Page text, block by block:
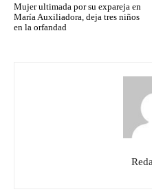
Mujer ultimada por su expareja en
María Auxiliadora, deja tres niños
en la orfandad